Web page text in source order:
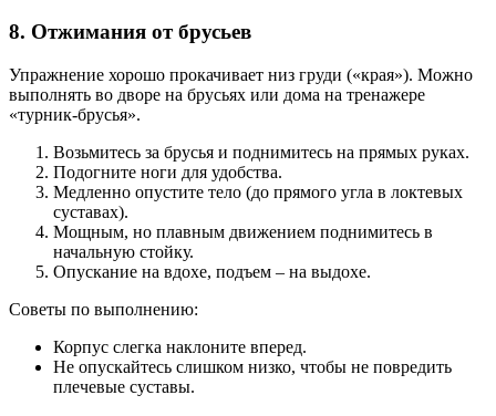
8. Отжимания от брусьев
Упражнение хорошо прокачивает низ груди («края»). Можно
выполнять во дворе на брусьях или дома на тренажере
«турник-брусья».
Возьмитесь за брусья и поднимитесь на прямых руках.
Подогните ноги для удобства.
Медленно опустите тело (до прямого угла в локтевых
суставах).
Мощным, но плавным движением поднимитесь в
начальную стойку.
Опускание на вдохе, подъем – на выдохе.
Советы по выполнению:
Корпус слегка наклоните вперед.
Не опускайтесь слишком низко, чтобы не повредить
плечевые суставы.